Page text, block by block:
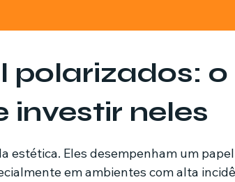
Livros Educação
Noticias em alta Família Casa de leilões
polarizados: o
investir neles
estética. Eles desempenham um
em ambientes com alta